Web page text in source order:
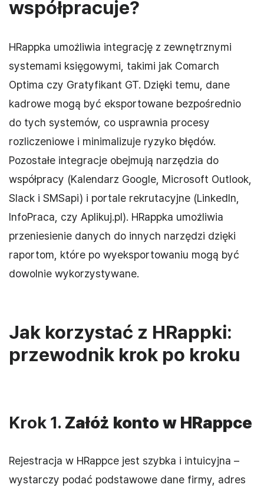
współpracuje?
HRappka umożliwia integrację z zewnętrznymi
systemami księgowymi, takimi jak Comarch
Optima czy Gratyfikant GT. Dzięki temu, dane
kadrowe mogą być eksportowane bezpośrednio
do tych systemów, co usprawnia procesy
rozliczeniowe i minimalizuje ryzyko błędów.
Pozostałe integracje obejmują narzędzia do
współpracy (Kalendarz Google, Microsoft Outlook,
Slack i SMSapi) i portale rekrutacyjne (LinkedIn,
InfoPraca, czy Aplikuj.pl). HRappka umożliwia
przeniesienie danych do innych narzędzi dzięki
raportom, które po wyeksportowaniu mogą być
dowolnie wykorzystywane.
Jak korzystać z HRappki:
przewodnik krok po kroku
Krok 1. Załóż konto w HRappce
Rejestracja w HRappce jest szybka i intuicyjna –
wystarczy podać podstawowe dane firmy, adres